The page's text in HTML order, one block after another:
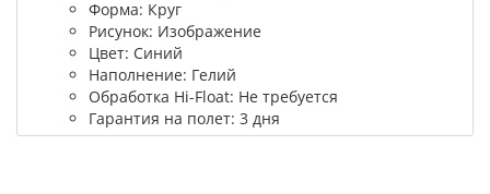
Форма: Круг
Рисунок: Изображение
Цвет: Синий
Наполнение: Гелий
Обработка Hi-Float: Не требуется
Гарантия на полет: 3 дня